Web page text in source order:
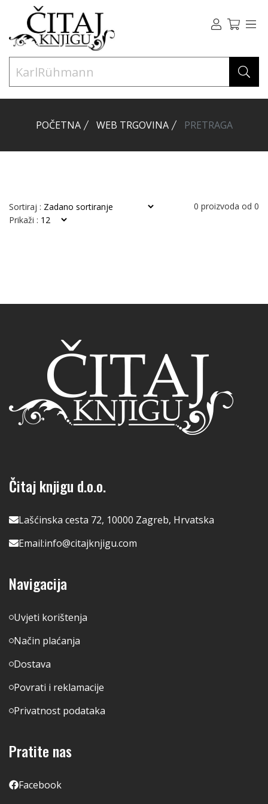
POČETNA WEB TRGOVINA PRETRAGA
Sortiraj : 0 proizvoda od 0
Prikaži :
Čitaj knjigu d.o.o.
Lašćinska cesta 72, 10000 Zagreb, Hrvatska
Email:info@citajknjigu.com
Navigacija
Uvjeti korištenja
Način plaćanja
Dostava
Povrati i reklamacije
Privatnost podataka
Pratite nas
Facebook